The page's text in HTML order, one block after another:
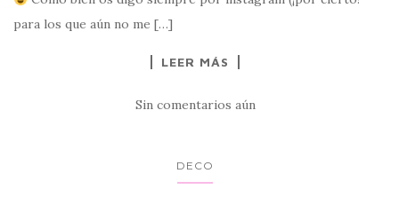
para los que aún no me […]
LEER MÁS
Sin comentarios aún
DECO